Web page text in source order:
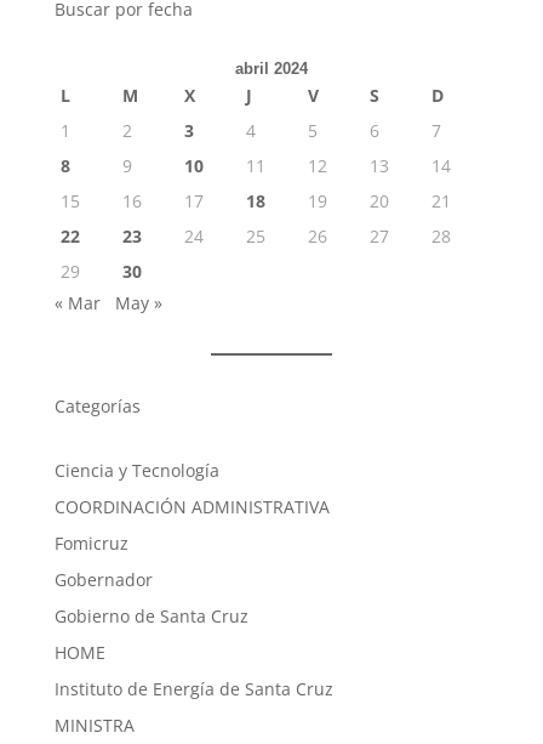
Buscar por fecha
abril 2024
L M X J V S
D
1
2 3 4 5 6
7
8
9 10 11 12 13
14
15
16 17 18 19 20
21
22
23 24 25 26 27
28
29
30
« Mar
May »
Categorías
Ciencia y Tecnología
COORDINACIÓN ADMINISTRATIVA
Fomicruz
Gobernador
Gobierno de Santa Cruz
HOME
Instituto de Energía de Santa Cruz
MINISTRA